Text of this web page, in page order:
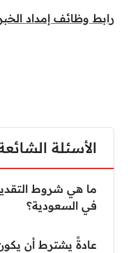
رابط وظائف إمداد
الأسئلة
ما هي شروط
في السعودية؟
عادةً يشترط أن